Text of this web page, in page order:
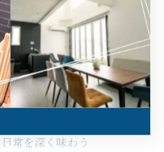
の涼しさが絶妙に組み合わさ
いてくれます。
感覚が新鮮」「日常を忘れられ
ています。自然と調和したサウ
かけがえのない贅沢な時間とな
常を深く味わう